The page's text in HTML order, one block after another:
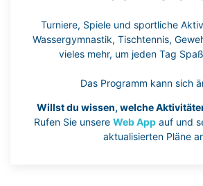
Turniere, Spiele und sportliche
Wassergymnastik, Tischtennis,
vieles mehr, um jeden Tag
Das Programm kann sich
Willst du wissen, welche
Rufen Sie unsere Web Appauf und
aktualisierten Pläne